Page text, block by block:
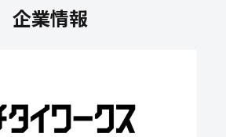
企業情報